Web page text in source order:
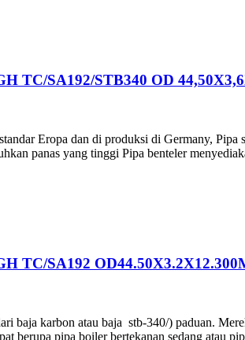
TC/SA192/STB340 OD
Eropa dan di produksi di Germany,
panas yang tinggi Pipa benteler
TC/SA192
baja karbon atau baja stb-340/) paduan.
berupa pipa boiler bertekanan sedang atau